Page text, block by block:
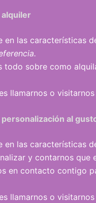
alquiler
en las características
todo sobre como
llamarnos o
al
en las características
y contarnos que
en contacto contigo
llamarnos o